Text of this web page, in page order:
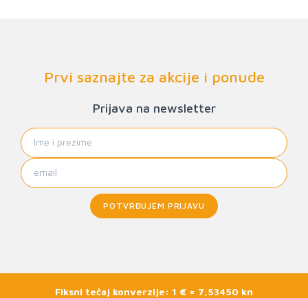
Prvi saznajte za akcije i ponude
Prijava na newsletter
POTVRĐUJEM PRIJAVU
Fiksni tečaj konverzije: 1 € = 7,53450 kn